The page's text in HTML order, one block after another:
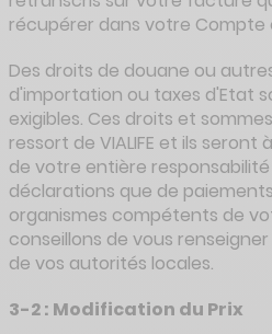
récupérer dans votre Compte
Des droits de douane ou
d'importation ou taxes d'Etat
exigibles. Ces droits et
ressort de VIALIFE et ils
de votre entière
déclarations que de
organismes compétents de
conseillons de vous
de vos autorités locales.
3-2 : Modification du Prix